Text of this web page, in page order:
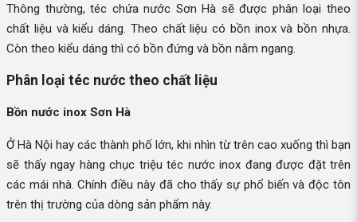
Thông thường, téc chứa nước Sơn Hà sẽ được phân loại theo
chất liệu và kiểu dáng. Theo chất liệu có bồn inox và bồn nhựa.
Còn theo kiểu dáng thì có bồn đứng và bồn nằm ngang.
Phân loại téc nước theo chất liệu
Bồn nước inox Sơn Hà
Ở Hà Nội hay các thành phố lớn, khi nhìn từ trên cao xuống thì bạn
sẽ thấy ngay hàng chục triệu téc nước inox đang được đặt trên
các mái nhà. Chính điều này đã cho thấy sự phổ biến và độc tôn
trên thị trường của dòng sản phẩm này.